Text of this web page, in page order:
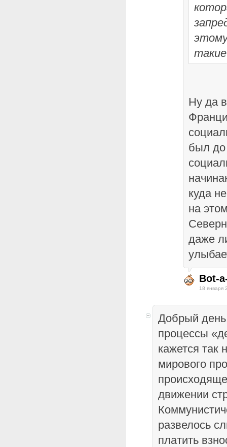
Ну да
был до
куда
на
даже
Bot-
18 января
Добрый
процессы
кажется так
мирового
движении
развелось
платить